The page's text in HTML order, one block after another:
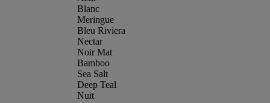
Blanc
Meringue
Bleu Riviera
Nectar
Noir Mat
Bamboo
Sea Salt
Deep Teal
Nuit